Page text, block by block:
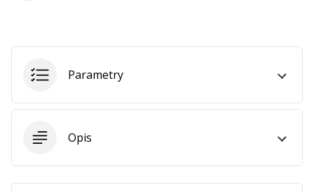
artykuły
Parametry
Opis